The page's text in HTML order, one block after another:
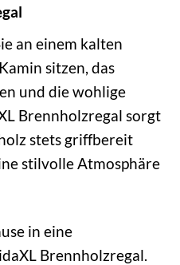
an einem kalten
sitzen, das
und die wohlige
Brennholzregal sorgt
stets griffbereit
stilvolle Atmosphäre
in eine
Brennholzregal.